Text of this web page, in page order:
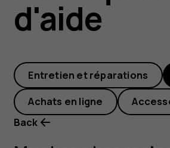
itself,
but
keep
d'aide
Entretien et réparations
Achats en ligne
Back